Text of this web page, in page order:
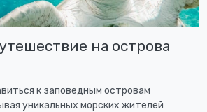
на острова
к заповедным островам
уникальных морских жителей